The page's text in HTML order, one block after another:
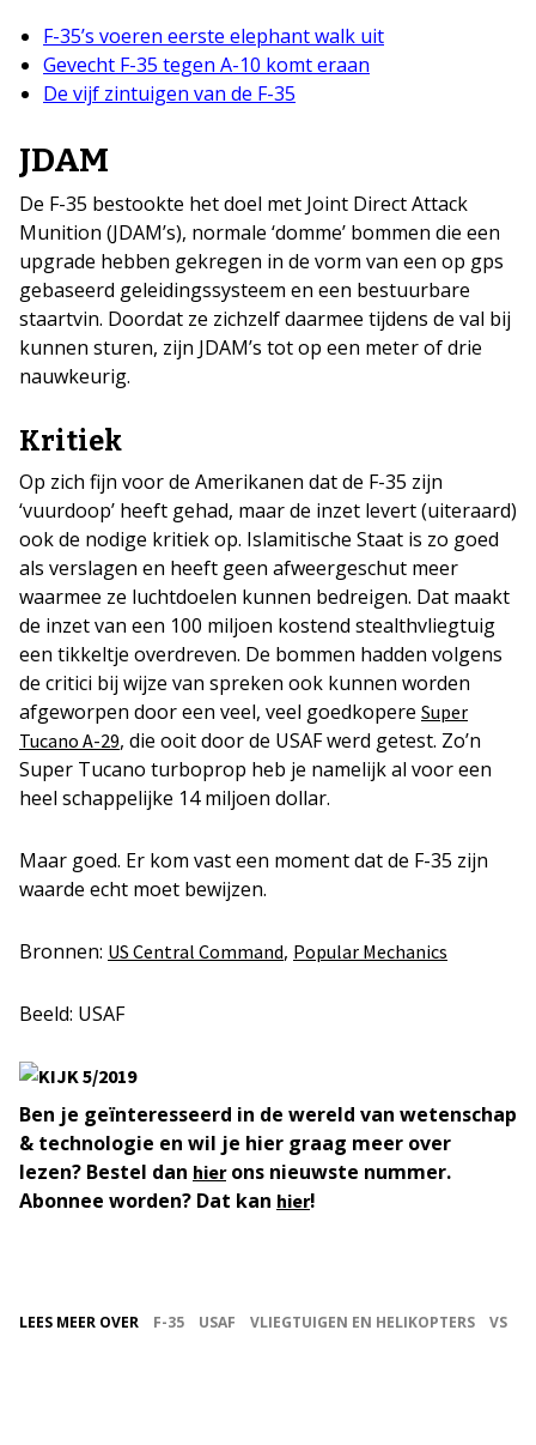
F-35’s voeren eerste elephant walk uit
Gevecht F-35 tegen A-10 komt eraan
De vijf zintuigen van de F-35
JDAM
De F-35 bestookte het doel met Joint Direct Attack
Munition (JDAM’s), normale ‘domme’ bommen die een
upgrade hebben gekregen in de vorm van een op gps
gebaseerd geleidingssysteem en een bestuurbare
staartvin. Doordat ze zichzelf daarmee tijdens de val bij
kunnen sturen, zijn JDAM’s tot op een meter of drie
nauwkeurig.
Kritiek
Op zich fijn voor de Amerikanen dat de F-35 zijn
‘vuurdoop’ heeft gehad, maar de inzet levert (uiteraard)
ook de nodige kritiek op. Islamitische Staat is zo goed
als verslagen en heeft geen afweergeschut meer
waarmee ze luchtdoelen kunnen bedreigen. Dat maakt
de inzet van een 100 miljoen kostend stealthvliegtuig
een tikkeltje overdreven. De bommen hadden volgens
de critici bij wijze van spreken ook kunnen worden
afgeworpen door een veel, veel goedkopere Super
Tucano A-29, die ooit door de USAF werd getest. Zo’n
Super Tucano turboprop heb je namelijk al voor een
heel schappelijke 14 miljoen dollar.
Maar goed. Er kom vast een moment dat de F-35 zijn
waarde echt moet bewijzen.
Bronnen: US Central Command, Popular Mechanics
Beeld: USAF
Ben je geïnteresseerd in de wereld van wetenschap
& technologie en wil je hier graag meer over
lezen? Bestel dan hierons nieuwste nummer.
Abonnee worden? Dat kan hier!
LEES MEER OVER F-35 USAF VLIEGTUIGEN EN HELIKOPTERS VS